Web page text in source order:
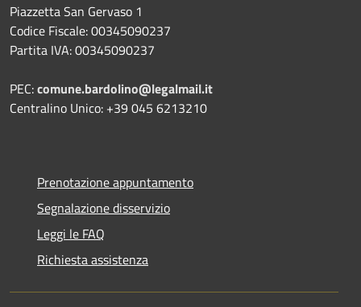
Piazzetta San Gervaso 1
Codice Fiscale: 00345090237
Partita IVA: 00345090237
PEC:comune.bardolino@legalmail.it
Centralino Unico: +39 045 6213210
Prenotazione appuntamento
Segnalazione disservizio
Leggi le FAQ
Richiesta assistenza